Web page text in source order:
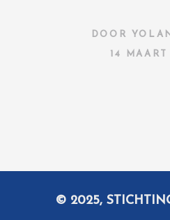
DOOR
14
© 2025,